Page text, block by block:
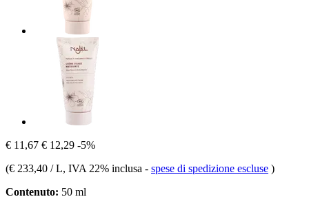
€ 11,67 € 12,29 -5%
(€ 233,40 / L, IVA 22% inclusa - spese di spedizione escluse )
Contenuto: 50 ml